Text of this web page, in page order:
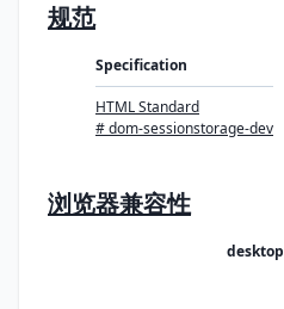
规范
Specification
HTML Standard
# dom-sessionstorage-dev
浏览器兼容性
desktop